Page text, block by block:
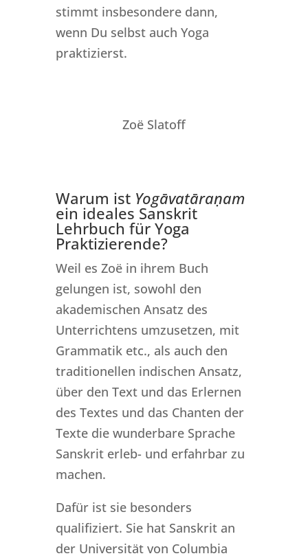
stimmt insbesondere dann,
wenn Du selbst auch Yoga
praktizierst.
Zoë Slatoff
Warum ist Yogāvatāraṇam
ein ideales Sanskrit
Lehrbuch für Yoga
Praktizierende?
Weil es Zoë in ihrem Buch
gelungen ist, sowohl den
akademischen Ansatz des
Unterrichtens umzusetzen, mit
Grammatik etc., als auch den
traditionellen indischen Ansatz,
über den Text und das Erlernen
des Textes und das Chanten der
Texte die wunderbare Sprache
Sanskrit erleb- und erfahrbar zu
machen.
Dafür ist sie besonders
qualifiziert. Sie hat Sanskrit an
der Universität von Columbia